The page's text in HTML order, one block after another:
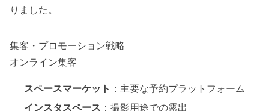
りました。
集客・プロモーション戦略
オンライン集客
スペースマーケット ：主要な予約プラットフォーム
インスタスペース ：撮影用途での露出